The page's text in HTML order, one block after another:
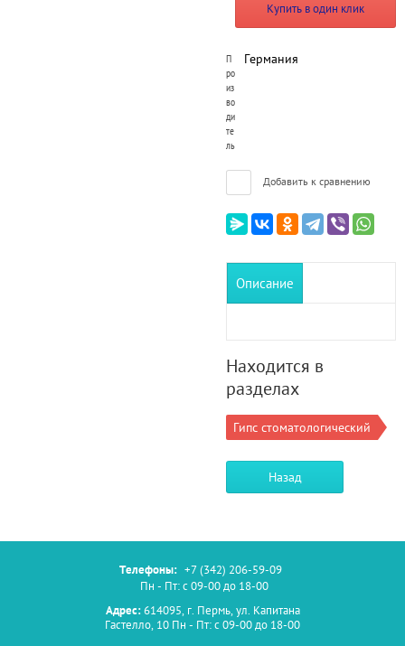
Купить в один клик
П
ро
из
во
ди
те
ль
Германия
Добавить к сравнению
Описание
Находится в
разделах
Гипс стоматологический
Назад
Телефоны: +7 (342) 206-59-09
Пн - Пт: с 09-00 до 18-00
Адрес:614095, г. Пермь, ул. Капитана
Гастелло, 10 Пн - Пт: с 09-00 до 18-00